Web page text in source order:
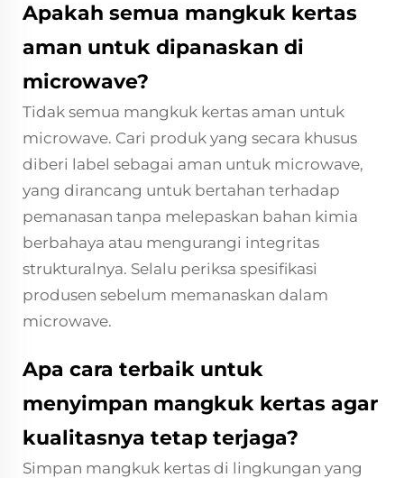
Apakah semua mangkuk kertas
aman untuk dipanaskan di
microwave?
Tidak semua mangkuk kertas aman untuk
microwave. Cari produk yang secara khusus
diberi label sebagai aman untuk microwave,
yang dirancang untuk bertahan terhadap
pemanasan tanpa melepaskan bahan kimia
berbahaya atau mengurangi integritas
strukturalnya. Selalu periksa spesifikasi
produsen sebelum memanaskan dalam
microwave.
Apa cara terbaik untuk
menyimpan mangkuk kertas agar
kualitasnya tetap terjaga?
Simpan mangkuk kertas di lingkungan yang